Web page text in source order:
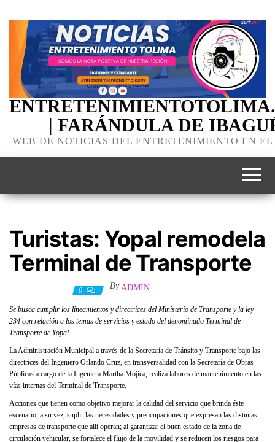
| FARÁNDULA DE
WEB DE NOTICIAS DEL ENTRETENIMIENTO EN
Turistas: Yopal remodela
Terminal de Transporte
0 By ADMIN
Se busca cumplir los lineamientos y directrices del Ministerio de Transporte y la ley
234 con relación a los temas de servicios y estado del denominado Terminal de
Transporte de Yopal.
La Administración Municipal a través de la Secretaría de Tránsito y Transporte bajo las
directrices del Ingeniero Orlando Cruz, en transversalidad con la Secretaría de Obras
Públicas a cargo de la Ingeniera Martha Mojica, realiza labores de mantenimiento en las
vías internas del Terminal de Transporte.
Acciones que tienen como objetivo mejorar la calidad del servicio que brinda éste
escenario, a su vez, suplir las necesidades y preocupaciones que expresan las distintas
empresas de transporte que allí operan; al garantizar el buen estado de la zona de
circulación vehicular, se fortalece el flujo de la movilidad y se reducen los riesgos para